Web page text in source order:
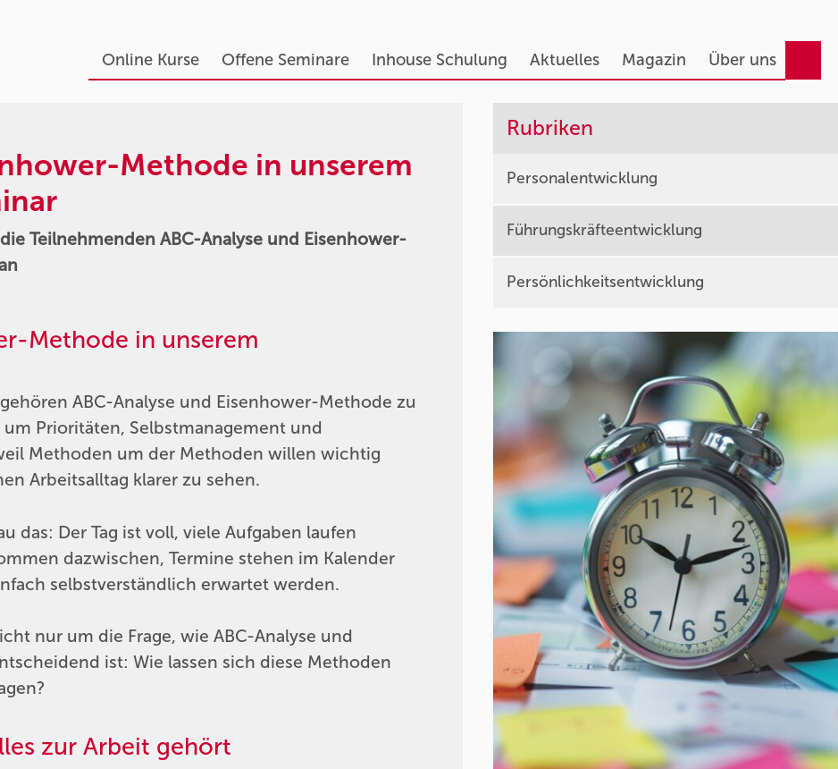
Online Kurse Offene Seminare Inhouse Schulung Aktuelles Magazin Über uns
Methode in unserem
Teilnehmenden ABC-Analyse und Eisenhower-
Methode in unserem
ABC-Analyse und Eisenhower-Methode zu
Prioritäten, Selbstmanagement und
Methoden um der Methoden willen wichtig
Arbeitsalltag klarer zu sehen.
das: Der Tag ist voll, viele Aufgaben laufen
dazwischen, Termine stehen im Kalender
selbstverständlich erwartet werden.
nur um die Frage, wie ABC-Analyse und
ist: Wie lassen sich diese Methoden
zur Arbeit gehört
Rubriken
Personalentwicklung
Führungskräfteentwicklung
Persönlichkeitsentwicklung